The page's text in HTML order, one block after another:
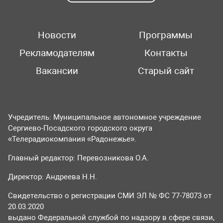
Новости
Программы
Рекламодателям
Контакты
Вакансии
Старый сайт
Учредитель: Муниципальное автономное учреждение
Сергиево-Посадского городского округа
«Телерадиокомпания «Радонежье».
Главный редактор: Перевозникова О.А.
Директор: Андреева Н.Н.
Свидетельство о регистрации СМИ ЭЛ № ФС 77-78073 от
20.03.2020
выдано Федеральной службой по надзору в сфере связи,